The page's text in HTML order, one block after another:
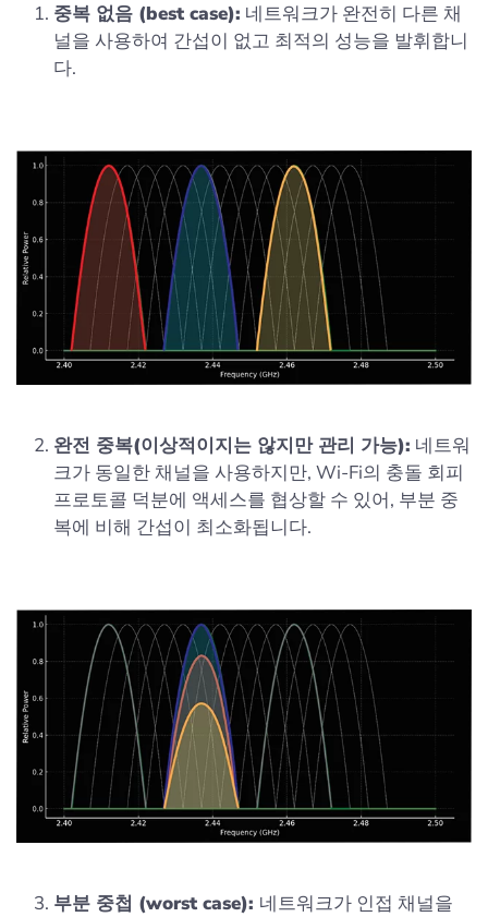
중복 없음 (best case): 네트워크가 완전히 다른 채
널을 사용하여 간섭이 없고 최적의 성능을 발휘합니
다.
완전 중복(이상적이지는 않지만 관리 가능): 네트워
크가 동일한 채널을 사용하지만, Wi-Fi의 충돌 회피
프로토콜 덕분에 액세스를 협상할 수 있어, 부분 중
복에 비해 간섭이 최소화됩니다.
부분 중첩 (worst case): 네트워크가 인접 채널을